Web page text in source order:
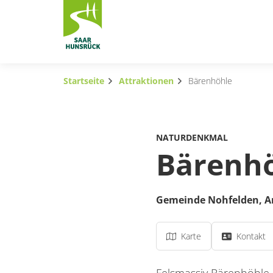
Zum Hauptinhalt springen
Startseite Attraktionen Bärenhöhle
NATURDENKMAL
Gemeinde Nohfelden,
Karte Kontakt